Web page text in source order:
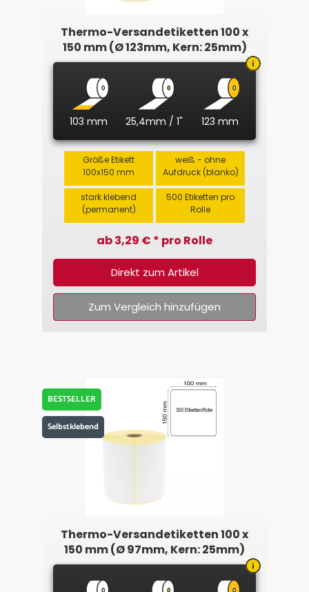
Thermo-Versandetiketten 100 x
150 mm (Ø 123mm, Kern: 25mm)
103 mm 25,4mm / 1" 123 mm
Größe Etikett
100x150 mm
weiß - ohne
Aufdruck (blanko)
stark klebend
(permanent)
500 Etiketten pro
Rolle
ab 3,29 € * pro Rolle
Direkt zum Artikel
Zum Vergleich hinzufügen
BESTSELLER
Selbstklebend
Thermo-Versandetiketten 100 x
150 mm (Ø 97mm, Kern: 25mm)